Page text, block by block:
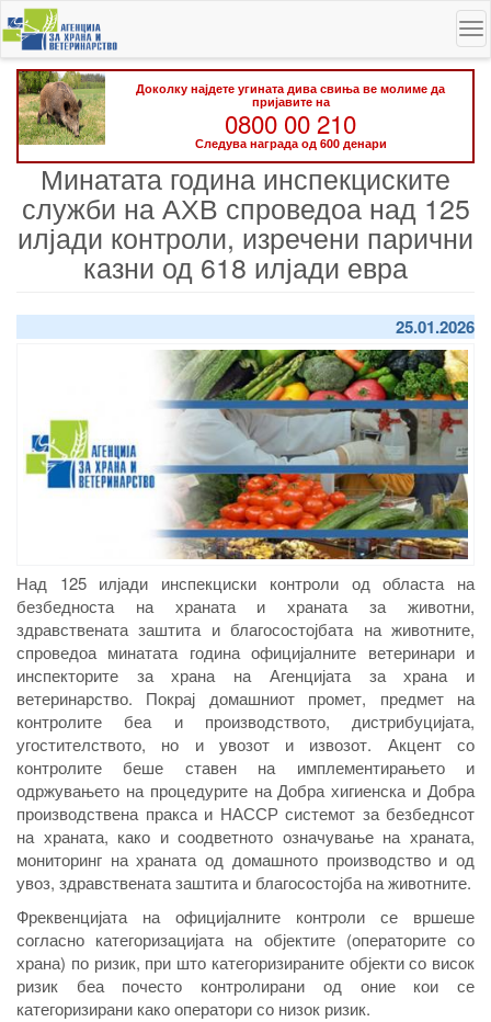
Skip
to
main
content
Доколку најдете угината дива свиња ве молиме да
пријавите на
0800 00 210
Следува награда од 600 денари
Минатата година инспекциските
служби на АХВ спроведоа над 125
илјади контроли, изречени парични
казни од 618 илјади евра
25.01.2026
Над 125 илјади инспекциски контроли од областа на
безбедноста на храната и храната за животни,
здравствената заштита и благосостојбата на животните,
спроведоа минатата година официјалните ветеринари и
инспекторите за храна на Агенцијата за храна и
ветеринарство. Покрај домашниот промет, предмет на
контролите беа и производството, дистрибуцијата,
угостителството, но и увозот и извозот. Акцент со
контролите беше ставен на имплементирањето и
одржувањето на процедурите на Добра хигиенска и Добра
производствена пракса и НАССР системот за безбеднсот
на храната, како и соодветното означување на храната,
мониторинг на храната од домашното производство и од
увоз, здравствената заштита и благосостојба на животните.
Фреквенцијата на официјалните контроли се вршеше
согласно категоризацијата на објектите (операторите со
храна) по ризик, при што категоризираните објекти со висок
ризик беа почесто контролирани од оние кои се
категоризирани како оператори со низок ризик.